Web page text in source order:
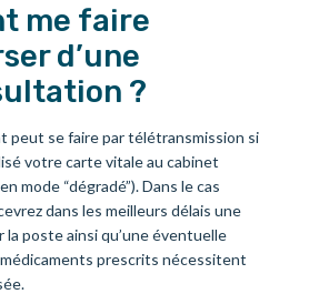
me faire
d’une
?
peut se faire par télétransmission si
votre carte vitale au cabinet
mode “dégradé”). Dans le cas
dans les meilleurs délais une
la poste ainsi qu’une éventuelle
prescrits nécessitent